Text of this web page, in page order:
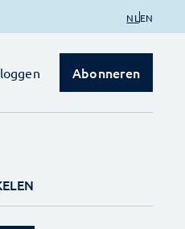
NL EN
Abonneren